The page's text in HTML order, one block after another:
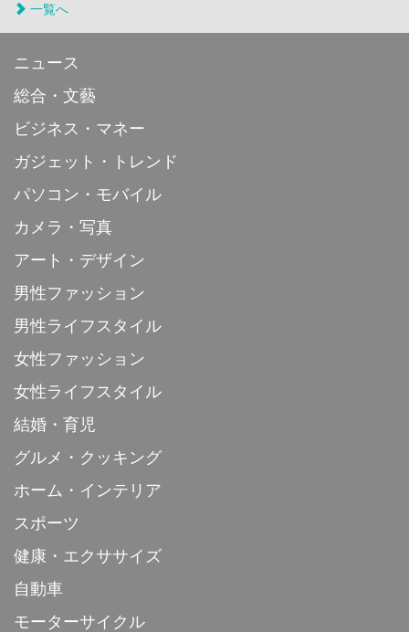
一覧へ
ニュース
総合・文藝
ビジネス・マネー
ガジェット・トレンド
パソコン・モバイル
カメラ・写真
アート・デザイン
男性ファッション
男性ライフスタイル
女性ファッション
女性ライフスタイル
結婚・育児
グルメ・クッキング
ホーム・インテリア
スポーツ
健康・エクササイズ
自動車
モーターサイクル